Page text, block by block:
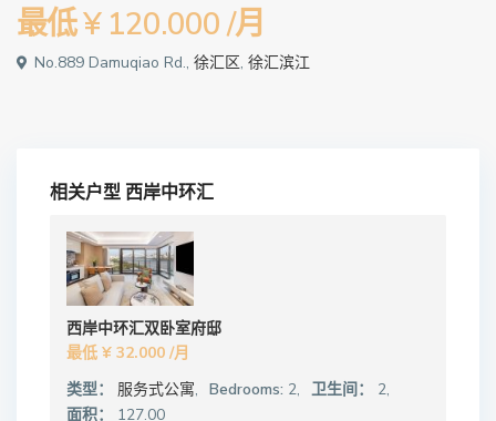
最低¥ 120.000/月
No.889 Damuqiao Rd., 徐汇区, 徐汇滨江
相关户型 西岸中环汇
西岸中环汇双卧室府邸
最低 ¥ 32.000 /月
类型：
服务式公寓, Bedrooms: 2, 卫生间：
2,
面积：
127.00